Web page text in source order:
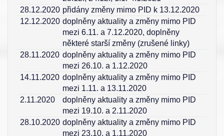
28.12.2020 přidány změny mimo PID k 13.12.2020
12.12.2020 doplněny aktuality a změny mimo PID
mezi 6.11. a 7.12.2020, doplněny
některé starší změny (zrušené linky)
28.11.2020 doplněny aktuality a změny mimo PID
mezi 26.10. a 1.12.2020
14.11.2020 doplněny aktuality a změny mimo PID
mezi 1.11. a 13.11.2020
2.11.2020
doplněny aktuality a změny mimo PID
mezi 19.10. a 2.11.2020
28.10.2020 doplněny aktuality a změny mimo PID
mezi 23.10. a 1.11.2020